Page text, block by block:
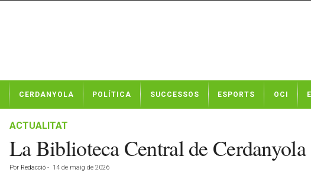
t
CERDANYOLA POLÍTICA SUCCESSOS ESPORTS OCI
ACTUALITAT
La Biblioteca Central de
Por Redacció - 14 de maig de 2026